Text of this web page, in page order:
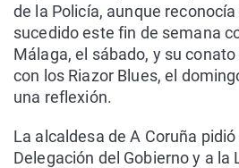
de la Policía, aunque
sucedido este fin de semana
Málaga, el sábado, y su
con los Riazor Blues, el
una reflexión.
La alcaldesa de A Coruña
Delegación del Gobierno y a la